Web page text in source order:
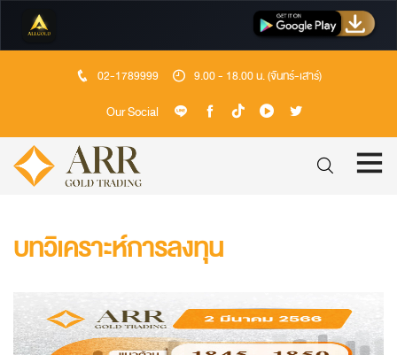
02-1789999 9.00 - 18.00 น. (จันทร์-เสาร์)
Our Social
บทวิเคราะห์การลงทุน